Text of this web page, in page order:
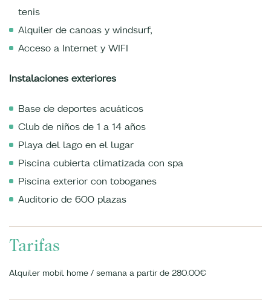
tenis
Alquiler de canoas y windsurf,
Acceso a Internet y WIFI
Instalaciones exteriores
Base de deportes acuáticos
Club de niños de 1 a 14 años
Playa del lago en el lugar
Piscina cubierta climatizada con spa
Piscina exterior con toboganes
Auditorio de 600 plazas
Tarifas
Alquiler mobil home / semana a partir de 280.00€